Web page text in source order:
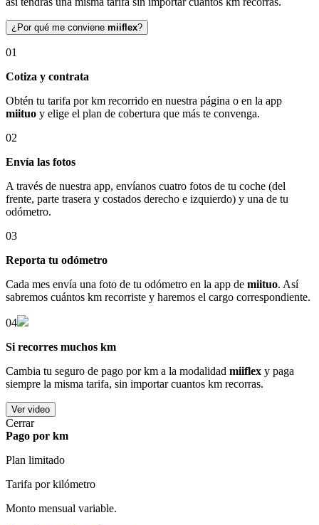
¿Por qué me conviene miiflex?
01
Cotiza y contrata
Obtén tu tarifa por km recorrido en nuestra página o en la app
miituo y elige el plan de cobertura que más te convenga.
02
Envía las fotos
A través de nuestra app, envíanos cuatro fotos de tu coche (del
frente, parte trasera y costados derecho e izquierdo) y una de tu
odómetro.
03
Reporta tu odómetro
Cada mes envía una foto de tu odómetro en la app de miituo. Así
sabremos cuántos km recorriste y haremos el cargo correspondiente.
04
Si recorres muchos km
Cambia tu seguro de pago por km a la modalidad miiflex y paga
siempre la misma tarifa, sin importar cuantos km recorras.
Ver video
Cerrar
Pago por km
Plan limitado
Tarifa por kilómetro
Monto mensual variable.